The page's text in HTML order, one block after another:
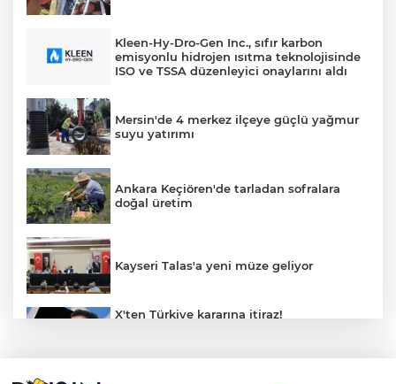
Kleen-Hy-Dro-Gen Inc., sıfır karbon
emisyonlu hidrojen ısıtma teknolojisinde
ISO ve TSSA düzenleyici onaylarını aldı
Mersin'de 4 merkez ilçeye güçlü yağmur
suyu yatırımı
Ankara Keçiören'de tarladan sofralara
doğal üretim
Kayseri Talas'a yeni müze geliyor
X'ten Türkiye kararına itiraz!
mahkemeye taşındı